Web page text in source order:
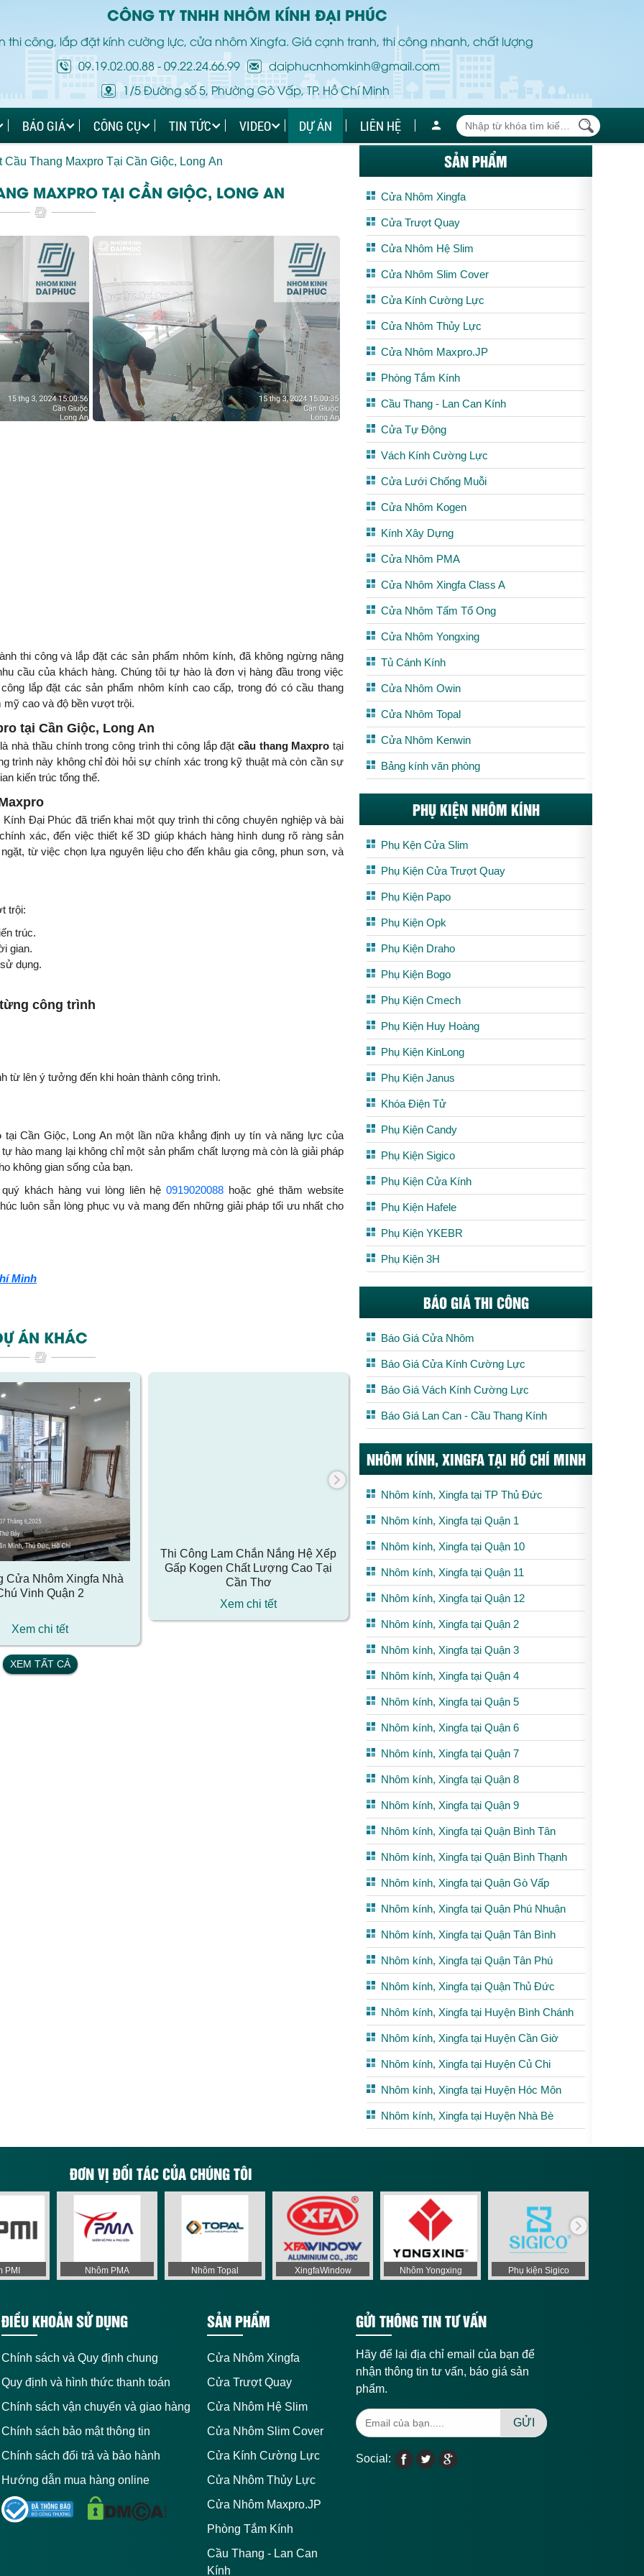
CÔNG TY TNHH NHÔM KÍNH ĐẠI PHÚC
thi công, lắp đặt kính cường lực, cửa nhôm Xingfa. Giá cạnh tranh, thi công nhanh, chất lượng
09.19.02.00.88-09.22.24.66.99
daiphucnhomkinh@gmail.com
1/5 Đường số 5, Phường Gò Vấp, TP. Hồ Chí Minh
BÁO GIÁ CÔNG CỤ TIN TỨC VIDEO DỰ ÁN LIÊN HỆ
Thang Maxpro Tại Cần Giộc, Long An
MAXPRO TẠI CẦN GIỘC, LONG AN
thi công và lắp đặt các sản phẩm nhôm kính, đã không ngừng nâng
cầu của khách hàng. Chúng tôi tự hào là đơn vị hàng đầu trong việc
lắp đặt các sản phẩm nhôm kính cao cấp, trong đó có cầu thang
cao và độ bền vượt trội.
tại Cần Giộc, Long An
thầu chính trong công trình thi công lắp đặt cầu thang Maxpro tại
trình này không chỉ đòi hỏi sự chính xác trong kỹ thuật mà còn cần sự
kiến trúc tổng thể.
Đại Phúc đã triển khai một quy trình thi công chuyên nghiệp và bài
xác, đến việc thiết kế 3D giúp khách hàng hình dung rõ ràng sản
từ việc chọn lựa nguyên liệu cho đến khâu gia công, phun sơn, và
trội:
trúc.
gian.
dụng.
công trình
từ lên ý tưởng đến khi hoàn thành công trình.
tại Cần Giộc, Long An một lần nữa khẳng định uy tín và năng lực của
hào mang lại không chỉ một sản phẩm chất lượng mà còn là giải pháp
không gian sống của bạn.
khách hàng vui lòng liên hệ0919020088 hoặc ghé thăm website
luôn sẵn lòng phục vụ và mang đến những giải pháp tối ưu nhất cho
Minh
ÁN KHÁC
Cửa Nhôm Xingfa Nhà
Vinh Quận 2
Xem chi tết
Thi Công Lam Chắn Nắng Hệ Xếp
Cần Thơ
Lắp đặt hoàn thiện cửa Slim 2 cánh
tại Lý Chiêu Hoàng, Quận 6, Hồ Chí
Minh
Xem chi tết
XEM TẤT CẢ
SẢN PHẨM
Cửa Nhôm Xingfa
Cửa Trượt Quay
Cửa Nhôm Hệ Slim
Cửa Nhôm Slim Cover
Cửa Kính Cường Lực
Cửa Nhôm Thủy Lực
Cửa Nhôm Maxpro.JP
Phòng Tắm Kính
Cầu Thang - Lan Can Kính
Cửa Tự Động
Vách Kính Cường Lực
Cửa Lưới Chống Muỗi
Cửa Nhôm Kogen
Kính Xây Dựng
Cửa Nhôm PMA
Cửa Nhôm Xingfa Class A
Cửa Nhôm Tấm Tổ Ong
Cửa Nhôm Yongxing
Tủ Cánh Kính
Cửa Nhôm Owin
Cửa Nhôm Topal
Cửa Nhôm Kenwin
Bảng kính văn phòng
PHỤ KIỆN NHÔM KÍNH
Phụ Kện Cửa Slim
Phụ Kiện Cửa Trượt Quay
Phụ Kiện Papo
Phụ Kiện Opk
Phụ Kiện Draho
Phụ Kiện Bogo
Phụ Kiện Cmech
Phụ Kiện Huy Hoàng
Phụ Kiện KinLong
Phụ Kiện Janus
Khóa Điện Tử
Phụ Kiện Candy
Phụ Kiện Sigico
Phụ Kiện Cửa Kính
Phụ Kiện Hafele
Phụ Kiện YKEBR
Phụ Kiện 3H
BÁO GIÁ THI CÔNG
Báo Giá Cửa Nhôm
Báo Giá Cửa Kính Cường Lực
Báo Giá Vách Kính Cường Lực
Báo Giá Lan Can - Cầu Thang Kính
NHÔM KÍNH, XINGFA TẠI HỒ CHÍ MINH
Nhôm kính, Xingfa tại TP Thủ Đức
Nhôm kính, Xingfa tại Quận 1
Nhôm kính, Xingfa tại Quận 10
Nhôm kính, Xingfa tại Quận 11
Nhôm kính, Xingfa tại Quận 12
Nhôm kính, Xingfa tại Quận 2
Nhôm kính, Xingfa tại Quận 3
Nhôm kính, Xingfa tại Quận 4
Nhôm kính, Xingfa tại Quận 5
Nhôm kính, Xingfa tại Quận 6
Nhôm kính, Xingfa tại Quận 7
Nhôm kính, Xingfa tại Quận 8
Nhôm kính, Xingfa tại Quận 9
Nhôm kính, Xingfa tại Quận Bình Tân
Nhôm kính, Xingfa tại Quận Bình Thạnh
Nhôm kính, Xingfa tại Quận Gò Vấp
Nhôm kính, Xingfa tại Quận Phú Nhuận
Nhôm kính, Xingfa tại Quận Tân Bình
Nhôm kính, Xingfa tại Quận Tân Phú
Nhôm kính, Xingfa tại Quận Thủ Đức
Nhôm kính, Xingfa tại Huyện Bình Chánh
Nhôm kính, Xingfa tại Huyện Cần Giờ
Nhôm kính, Xingfa tại Huyện Củ Chi
Nhôm kính, Xingfa tại Huyện Hóc Môn
Nhôm kính, Xingfa tại Huyện Nhà Bè
ĐƠN VỊ ĐỐI TÁC CỦA CHÚNG TÔI
PMI Nhôm PMA Nhôm Topal XingfaWindow Nhôm Yongxing Phụ kiện Sigico
ĐIỀU KHOẢN SỬ DỤNG
Chính sách và Quy định chung
Quy định và hình thức thanh toán
Chính sách vận chuyển và giao hàng
Chính sách bảo mật thông tin
Chính sách đổi trả và bảo hành
Hướng dẫn mua hàng online
SẢN PHẨM
Cửa Nhôm Xingfa
Cửa Trượt Quay
Cửa Nhôm Hệ Slim
Cửa Nhôm Slim Cover
Cửa Kính Cường Lực
Cửa Nhôm Thủy Lực
Cửa Nhôm Maxpro.JP
Phòng Tắm Kính
Cầu Thang - Lan Can
Kính
GỬI THÔNG TIN TƯ VẤN
Hãy để lại địa chỉ email của bạn để
nhận thông tin tư vấn, báo giá sản
phẩm.
GỬI
Social: